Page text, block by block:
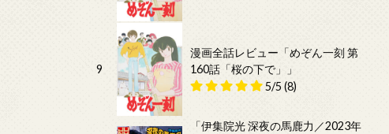
9
漫画全話レビュー「めぞん一刻 第
160話「桜の下で」」
5/5 (8)
「伊集院光 深夜の馬鹿力／2023年